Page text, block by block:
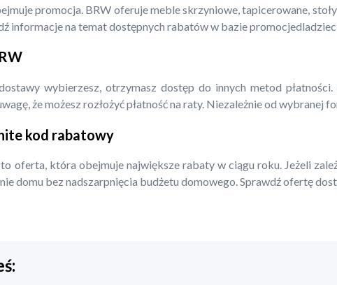
promocja. BRW oferuje meble skrzyniowe, tapicerowane,
informacje na temat dostępnych rabatów w bazie
wybierzesz, otrzymasz dostęp do innych metod
że możesz rozłożyć płatność na raty. Niezależnie od wybranej
kod rabatowy
oferta, która obejmuje największe rabaty w ciągu roku. Jeżeli
domu bez nadszarpnięcia budżetu domowego. Sprawdź ofertę